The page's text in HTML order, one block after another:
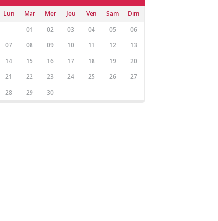
Lun Mar Mer Jeu Ven Sam
Dim
01
02 03 04 05
06
07
08 09 10 11 12
13
14
15 16 17 18 19
20
21
22 23 24 25 26
27
28
29 30